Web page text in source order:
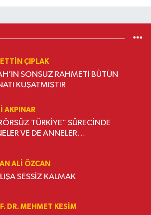
ÇIPLAK
SONSUZ RAHMETİ BÜTÜN
KUŞATMIŞTIR
AKPINAR
TÜRKİYE” SÜRECİNDE
VE DE ANNELER…
ALI ÖZCAN
SESSİZ KALMAK
DR. MEHMET KESIM